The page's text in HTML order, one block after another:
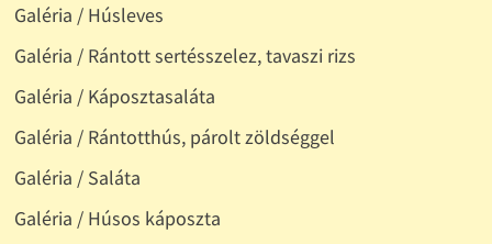
Galéria / Húsleves
Galéria / Rántott sertésszelez, tavaszi rizs
Galéria / Káposztasaláta
Galéria / Rántotthús, párolt zöldséggel
Galéria / Saláta
Galéria / Húsos káposzta